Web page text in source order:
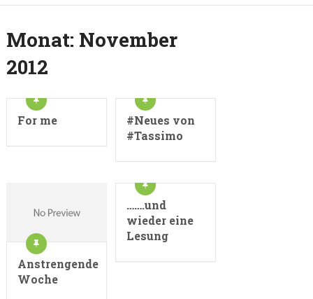
Monat: November
2012
For me
#Neues von
#Tassimo
Anstrengende
Woche
…….und
wieder eine
Lesung